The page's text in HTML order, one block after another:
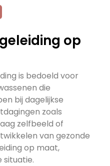
op
is bedoeld voor
die
bij dagelijkse
zoals
zelfbeeld of
van gezonde
op maat,
situatie.